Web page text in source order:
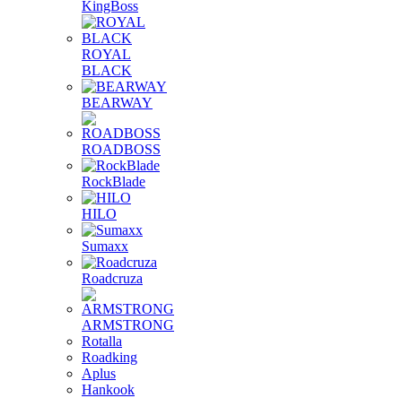
KingBoss
ROYAL
BLACK
BEARWAY
ROADBOSS
RockBlade
HILO
Sumaxx
Roadcruza
ARMSTRONG
Rotalla
Roadking
Aplus
Hankook